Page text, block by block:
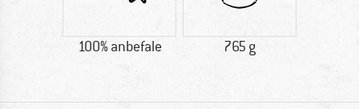
100% anbefale 765 g